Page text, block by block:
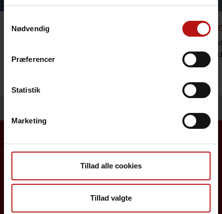
Nødvendig
Præferencer
Statistik
Marketing
Tillad alle cookies
Tillad valgte
Rejsevaccination
forebyggelse vi anbefaler ved rejser til
Borgere
Det danske børnevaccinationsprogram
Influenzavaccination